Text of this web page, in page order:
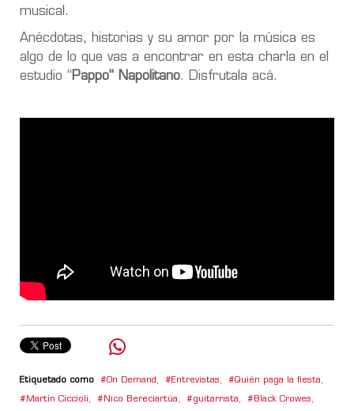
musical.
Anécdotas, historias y su amor por la música es
algo de lo que vas a encontrar en esta charla en el
estudio “Pappo” Napolitano. Disfrutala acá.
Etiquetado como On Demand , Entrevistas, Quién paga la fiesta,
Martín Ciccioli, Nico Bereciartúa, guitarrista, Black Crowes,